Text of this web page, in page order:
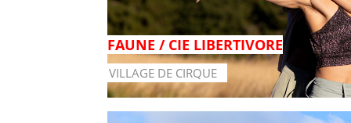
FAUNE / CIE LIBERTIVORE
VILLAGE DE CIRQUE